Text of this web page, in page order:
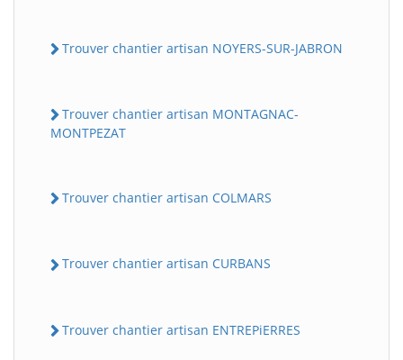
Trouver chantier artisan NOYERS-SUR-JABRON
Trouver chantier artisan MONTAGNAC-
MONTPEZAT
Trouver chantier artisan COLMARS
Trouver chantier artisan CURBANS
Trouver chantier artisan ENTREPiERRES